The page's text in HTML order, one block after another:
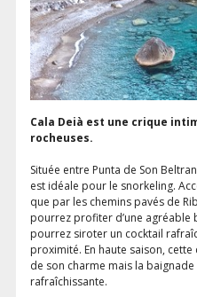
Cala Deià est une crique
rocheuses.
Située entre Punta de Son
est idéale pour le snorkeling.
que par les chemins pavés de
pourrez profiter d’une agréable
pourrez siroter un cocktail
proximité. En haute saison,
de son charme mais la
rafraîchissante.